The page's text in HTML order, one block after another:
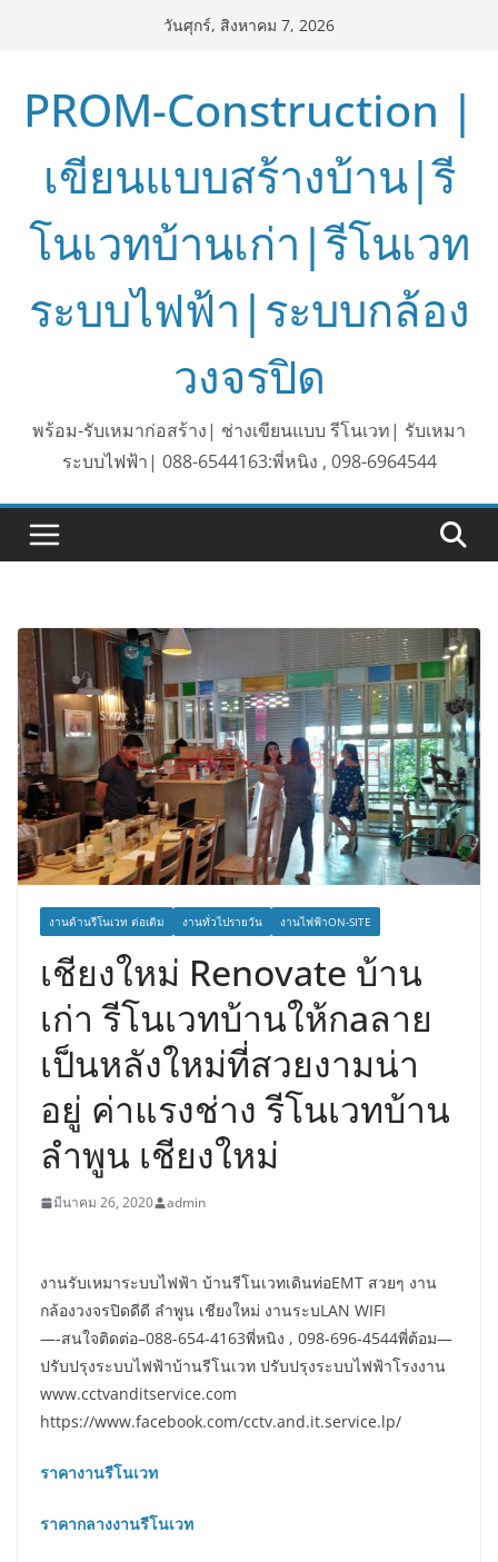
วันศุกร์, สิงหาคม 7, 2026
PROM-Construction |
เขียนแบบสร้างบ้าน|รี
โนเวทบ้านเก่า|รีโนเวท
ระบบไฟฟ้า|ระบบกล้อง
วงจรปิด
พร้อม-รับเหมาก่อสร้าง| ช่างเขียนแบบ รีโนเวท| รับเหมา
ระบบไฟฟ้า| 088-6544163:พี่หนิง , 098-6964544
งานด้านรีโนเวท ต่อเติม งานทั่วไปรายวัน งานไฟฟ้าON-SITE
เชียงใหม่ Renovate บ้าน
เก่า รีโนเวทบ้านให้กaลาย
เป็นหลังใหม่ที่สวยงามน่า
อยู่ ค่าแรงช่าง รีโนเวทบ้าน
ลำพูน เชียงใหม่
มีนาคม 26, 2020 admin
งานรับเหมาระบบไฟฟ้า บ้านรีโนเวทเดินท่อEMT สวยๆ งาน
กล้องวงจรปิดดีดี ลำพูน เชียงใหม่ งานระบLAN WIFI
—-สนใจติดต่อ–088-654-4163พี่หนิง , 098-696-4544พี่ต้อม—
ปรับปรุงระบบไฟฟ้าบ้านรีโนเวท ปรับปรุงระบบไฟฟ้าโรงงาน
www.cctvanditservice.com
https://www.facebook.com/cctv.and.it.service.lp/
ราคางานรีโนเวท
ราคากลางงานรีโนเวท